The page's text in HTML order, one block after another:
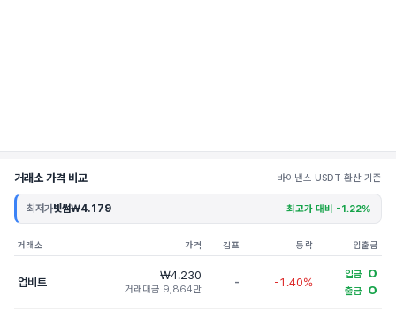
거래소 가격 비교 바이낸스 USDT 환산 기준
최저가빗썸₩4.179 최고가 대비 -1.22%
거래소 가격 김프 등락 입출금
업비트
₩4.230
거래대금 9,864만
- -1.40%
입금 O
출금 O